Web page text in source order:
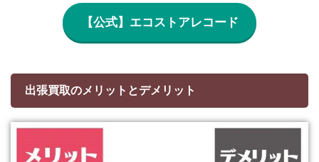
【公式】エコストアレコード
出張買取のメリットとデメリット